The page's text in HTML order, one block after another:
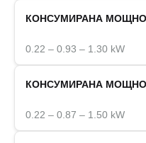
КОНСУМИРАНА
0.22 – 0.93 – 1.30 kW
КОНСУМИРАНА
0.22 – 0.87 – 1.50 kW